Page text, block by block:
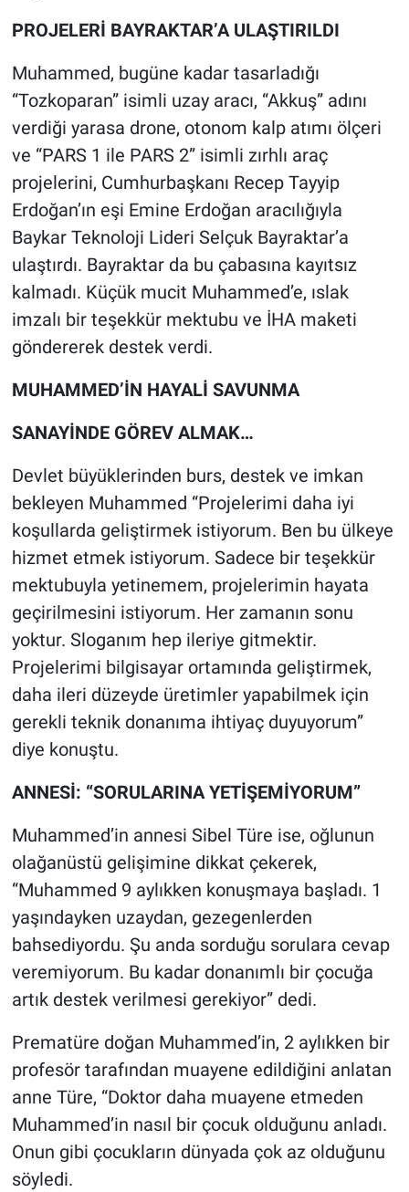
PROJELERİ BAYRAKTAR’A ULAŞTIRILDI
Muhammed, bugüne kadar tasarladığı
“Tozkoparan” isimli uzay aracı, “Akkuş” adını
verdiği yarasa drone, otonom kalp atımı ölçeri
ve “PARS 1 ile PARS 2” isimli zırhlı araç
projelerini, Cumhurbaşkanı Recep Tayyip
Erdoğan’ın eşi Emine Erdoğan aracılığıyla
Baykar Teknoloji Lideri Selçuk Bayraktar’a
ulaştırdı. Bayraktar da bu çabasına kayıtsız
kalmadı. Küçük mucit Muhammed’e, ıslak
imzalı bir teşekkür mektubu ve İHA maketi
göndererek destek verdi.
MUHAMMED’İN HAYALİ SAVUNMA
SANAYİNDE GÖREV ALMAK…
Devlet büyüklerinden burs, destek ve imkan
bekleyen Muhammed “Projelerimi daha iyi
koşullarda geliştirmek istiyorum. Ben bu ülkeye
hizmet etmek istiyorum. Sadece bir teşekkür
mektubuyla yetinemem, projelerimin hayata
geçirilmesini istiyorum. Her zamanın sonu
yoktur. Sloganım hep ileriye gitmektir.
Projelerimi bilgisayar ortamında geliştirmek,
daha ileri düzeyde üretimler yapabilmek için
gerekli teknik donanıma ihtiyaç duyuyorum”
diye konuştu.
ANNESİ: “SORULARINA YETİŞEMİYORUM”
Muhammed’in annesi Sibel Türe ise, oğlunun
olağanüstü gelişimine dikkat çekerek,
“Muhammed 9 aylıkken konuşmaya başladı. 1
yaşındayken uzaydan, gezegenlerden
bahsediyordu. Şu anda sorduğu sorulara cevap
veremiyorum. Bu kadar donanımlı bir çocuğa
artık destek verilmesi gerekiyor” dedi.
Prematüre doğan Muhammed’in, 2 aylıkken bir
profesör tarafından muayene edildiğini anlatan
anne Türe, “Doktor daha muayene etmeden
Muhammed’in nasıl bir çocuk olduğunu anladı.
Onun gibi çocukların dünyada çok az olduğunu
söyledi.